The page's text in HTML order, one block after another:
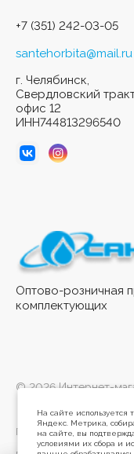
Оптово-розничная
комплектующих
+7 (351) 242-03-05
santehorbita@mail.ru
г. Челябинск,
Свердловский
офис 12
ИНН744813296540
© 2026 Интернет-
Политика
На сайте используется
Яндекс. Метрика,
на сайте, вы
условиями их сбора и